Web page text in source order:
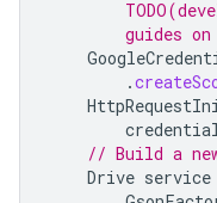
guides
.
// Build a
Drive service